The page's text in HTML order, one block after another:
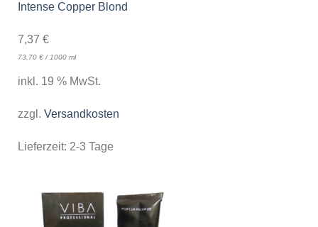
Intense Copper Blond
7,37 €
73,70 €/ 1000 ml
inkl. 19 % MwSt.
zzgl. Versandkosten
Lieferzeit: 2-3 Tage